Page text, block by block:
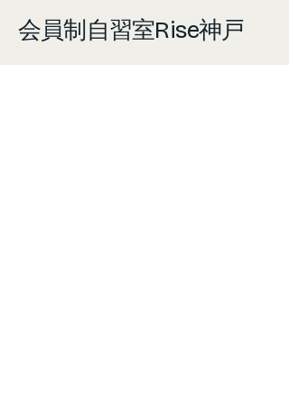
会員制自習室Rise神戸